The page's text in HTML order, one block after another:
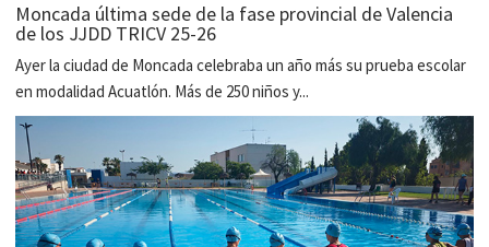
Moncada última sede de la fase provincial de Valencia
de los JJDD TRICV 25-26
Ayer la ciudad de Moncada celebraba un año más su prueba escolar
en modalidad Acuatlón. Más de 250 niños y...